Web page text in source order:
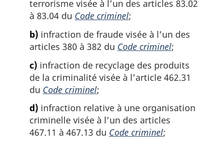
terrorisme visée à l’un des articles 83.02
à 83.04 du Code criminel;
b) infraction de fraude visée à l’un des
articles 380 à 382 du Code criminel;
c) infraction de recyclage des produits
de la criminalité visée à l’article 462.31
du Code criminel;
d) infraction relative à une organisation
criminelle visée à l’un des articles
467.11 à 467.13 du Code criminel;